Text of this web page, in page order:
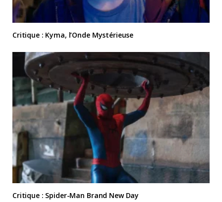
Critique : Kyma, l’Onde Mystérieuse
Critique : Spider-Man Brand New Day